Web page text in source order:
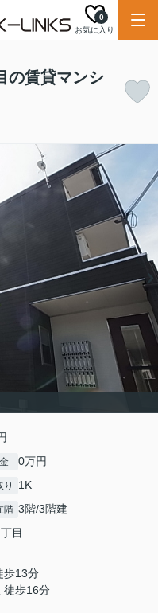
お気に入り
0
の賃貸マンシ
0万円
り 1K
階 3階/3階建
目
歩13分
徒歩16分